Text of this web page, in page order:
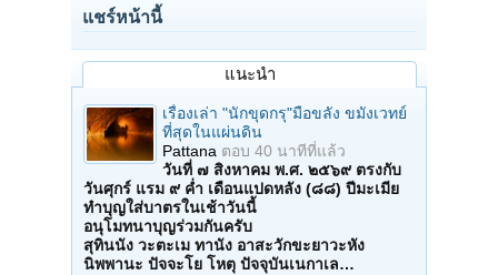
แชร์หน้านี้
แนะนำ
เรื่องเล่า "นักขุดกรุ"มือขลัง ขมังเวทย์
ที่สุดในแผ่นดิน
Pattana ตอบ 40 นาทีที่แล้ว
วันที่ ๗ สิงหาคม พ.ศ. ๒๕๖๙ ตรงกับ
วันศุกร์ แรม ๙ ค่ำ เดือนแปดหลัง (๘๘) ปีมะเมีย
ทำบุญใส่บาตรในเช้าวันนี้
อนุโมทนาบุญร่วมกันครับ
สุทินนัง วะตะเม ทานัง อาสะวักขะยาวะหัง
นิพพานะ ปัจจะโย โหตุ ปัจจุบันเนกาเล…